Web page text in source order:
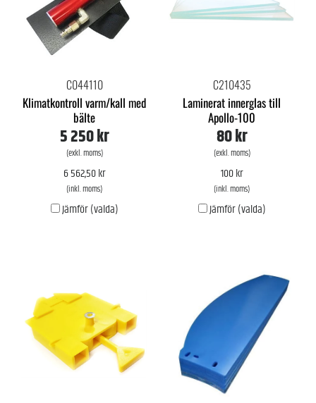
C044110
Klimatkontroll varm/kall med
bälte
5 250 kr
(exkl. moms)
6 562,50 kr
(inkl. moms)
Jämför (valda)
C210435
Laminerat innerglas till
Apollo-100
80 kr
(exkl. moms)
100 kr
(inkl. moms)
Jämför (valda)